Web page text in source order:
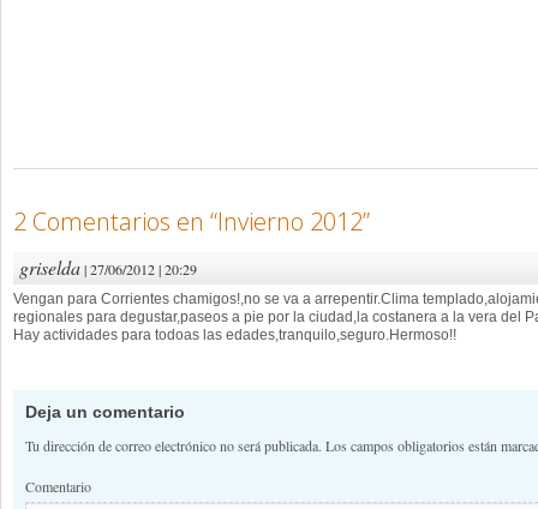
2 Comentarios en “Invierno 2012”
griselda| 27/06/2012 | 20:29
Vengan para Corrientes chamigos!,no se va a arrepentir.Clima
regionales para degustar,paseos a pie por la ciudad,la costanera a la vera del
Hay actividades para todoas las edades,tranquilo,seguro.Hermoso!!
Deja un comentario
Tu dirección de correo electrónico no será publicada. Los campos obligatorios están
Comentario